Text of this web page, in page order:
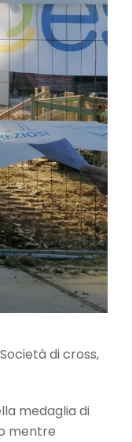
di cross,
medaglia di
mentre